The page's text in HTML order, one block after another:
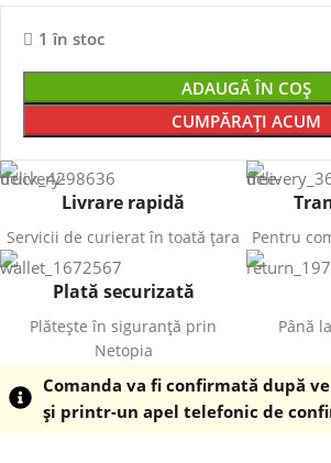
1 în stoc
ADAUGĂ ÎN COȘ
CUMPĂRAȚI ACUM
Livrare rapidă
Servicii de curierat în toată țara Pentru
Plată securizată
Plătește în siguranță prin
Netopia
Până
Comanda va fi confirmată după
și printr-un apel telefonic de